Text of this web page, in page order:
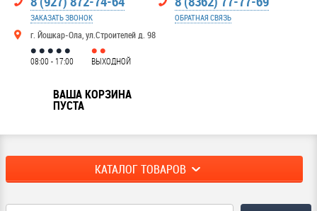
ЗАКАЗАТЬ ЗВОНОК
г. Йошкар-Ола, ул.Строителей д. 98
ОБРАТНАЯ СВЯЗЬ
08:00 - 17:00 ВЫХОДНОЙ
ВАША КОРЗИНА
ПУСТА
КАТАЛОГ ТОВАРОВ